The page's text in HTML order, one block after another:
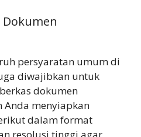
persyaratan umum di
diwajibkan untuk
dokumen
menyiapkan
dalam format